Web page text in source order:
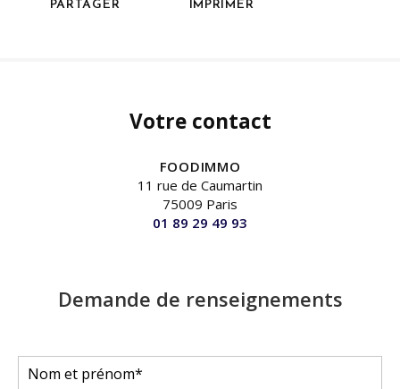
PARTAGER IMPRIMER
Votre contact
FOODIMMO
11 rue de Caumartin
75009 Paris
01 89 29 49 93
Demande de renseignements